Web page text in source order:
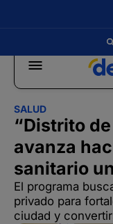
SALUD
“Distrito
avanza
sanitario
El programa
privado para
ciudad y